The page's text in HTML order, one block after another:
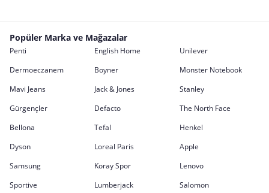
Popüler Marka ve Mağazalar
Penti English Home
Unilever
Dermoeczanem
Boyner
Monster Notebook
Mavi Jeans
Jack & Jones
Stanley
Gürgençler
Defacto
The North Face
Bellona
Tefal
Henkel
Dyson
Loreal Paris
Apple
Samsung
Koray Spor
Lenovo
Sportive
Lumberjack Salomon